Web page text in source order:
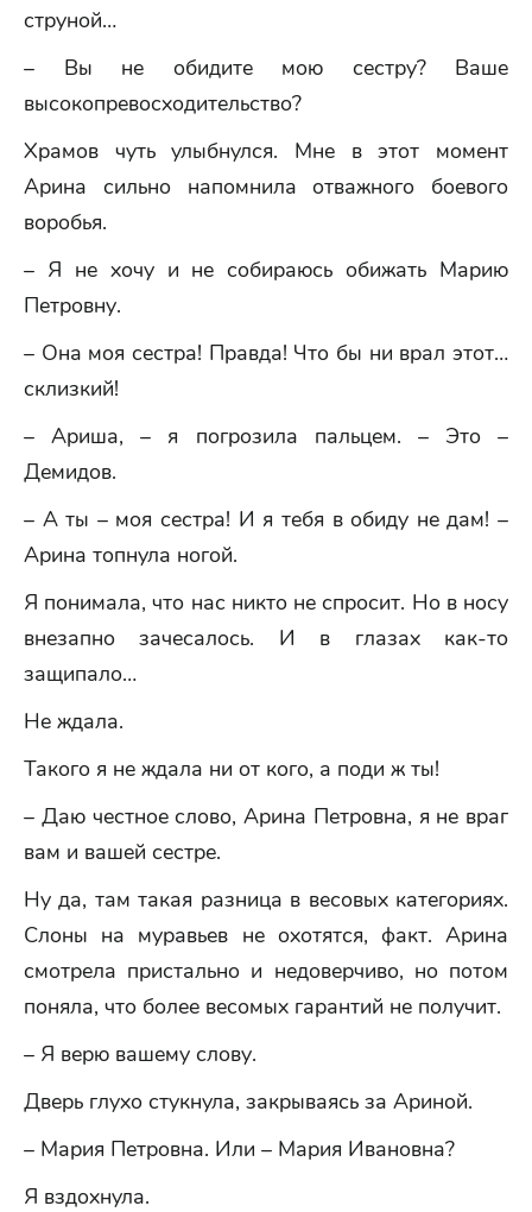
струной…
– Вы не обидите мою сестру? Ваше
высокопревосходительство?
Храмов чуть улыбнулся. Мне в этот момент
Арина сильно напомнила отважного боевого
воробья.
– Я не хочу и не собираюсь обижать Марию
Петровну.
– Она моя сестра! Правда! Что бы ни врал этот…
склизкий!
– Ариша, – я погрозила пальцем. – Это –
Демидов.
– А ты – моя сестра! И я тебя в обиду не дам! –
Арина топнула ногой.
Я понимала, что нас никто не спросит. Но в носу
внезапно зачесалось. И в глазах как-то
защипало…
Не ждала.
Такого я не ждала ни от кого, а поди ж ты!
– Даю честное слово, Арина Петровна, я не враг
вам и вашей сестре.
Ну да, там такая разница в весовых категориях.
Слоны на муравьев не охотятся, факт. Арина
смотрела пристально и недоверчиво, но потом
поняла, что более весомых гарантий не получит.
– Я верю вашему слову.
Дверь глухо стукнула, закрываясь за Ариной.
– Мария Петровна. Или – Мария Ивановна?
Я вздохнула.